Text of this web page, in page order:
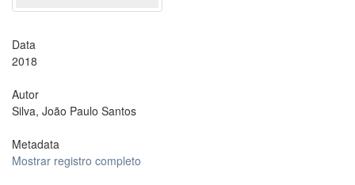
Data
2018
Autor
Silva, João Paulo Santos
Metadata
Mostrar registro completo